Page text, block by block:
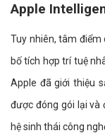
Apple
Tuy nhiên, tâm điểm
bố tích hợp trí tuệ
Apple đã giới thiệu
được đóng gói lại và
hệ sinh thái công